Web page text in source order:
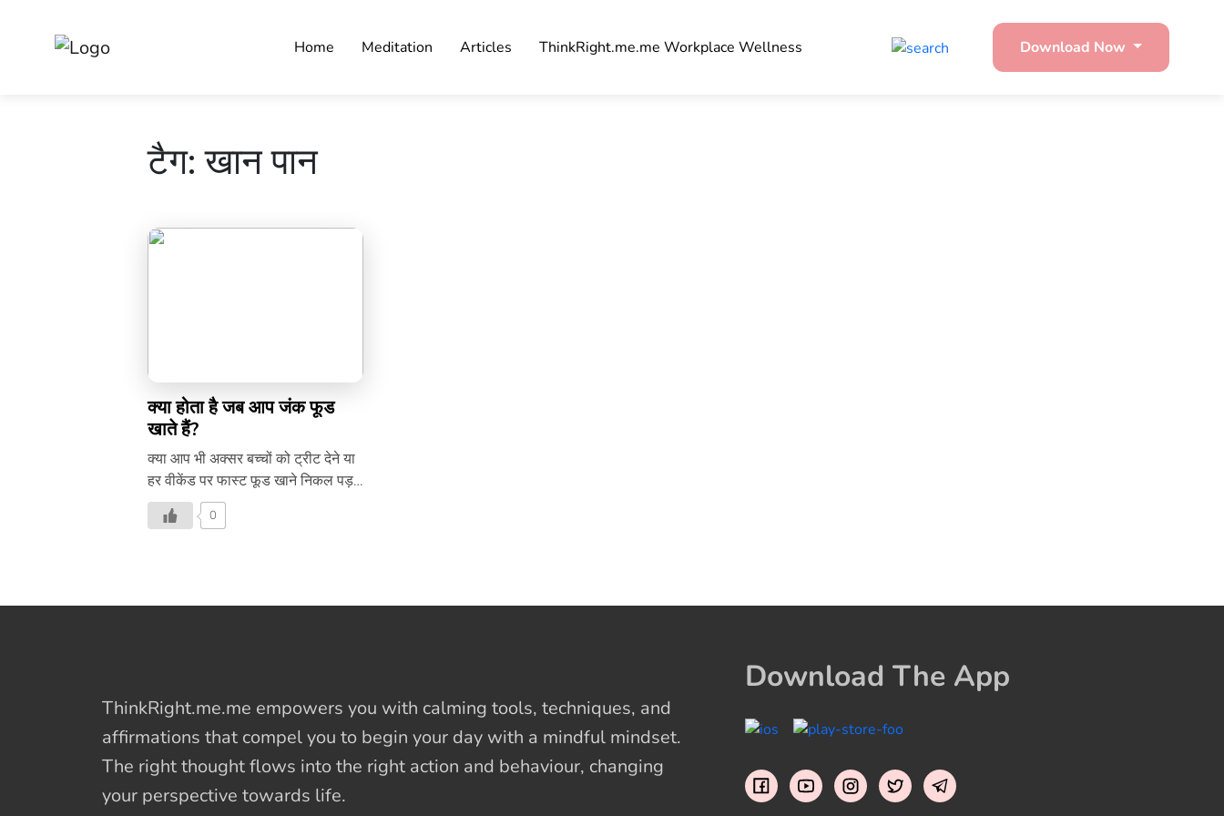
Home Meditation Articles ThinkRight.me.me Workplace Wellness Download Now
टैग:खान पान
क्या होता है जब आप जंक फूड
खाते हैं?
क्या आप भी अक्सर बच्चों को ट्रीट देने या
हर वीकेंड पर फास्ट फूड खाने निकल पड़ते
हैं, तो आपको यह लेख अवश्य पढ़ना चाहिए
–
0
ThinkRight.me.me empowers you with calming tools, techniques, and
affirmations that compel you to begin your day with a mindful mindset.
The right thought flows into the right action and behaviour, changing
your perspective towards life.
Download The App